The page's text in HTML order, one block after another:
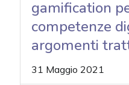
gamification
competenze
argomenti
31 Maggio 2021